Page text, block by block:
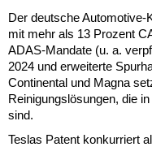
Der deutsche
mit mehr als 13 Prozent
ADAS-Mandate (u. a.
2024 und erweiterte
Continental und Magna
Reinigungslösungen, die
sind.
Teslas Patent konkurriert